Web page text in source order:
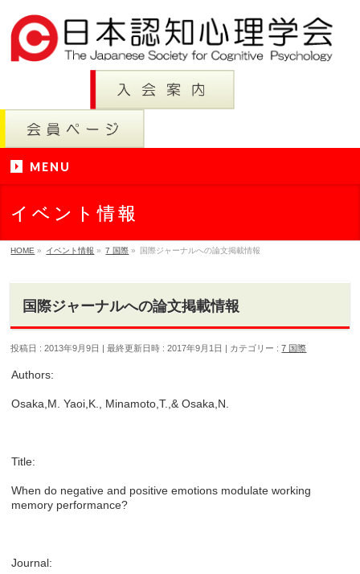
MENU
イベント情報
HOME » イベント情報 » 7 国際 » 国際ジャーナルへの論文掲載情報
国際ジャーナルへの論文掲載情報
投稿日 : 2013年9月9日 最終更新日時 : 2017年9月1日 カテゴリー :7 国際
Authors:
Osaka,M. Yaoi,K., Minamoto,T.,& Osaka,N.
Title:
When do negative and positive emotions modulate working
memory performance?
Journal: